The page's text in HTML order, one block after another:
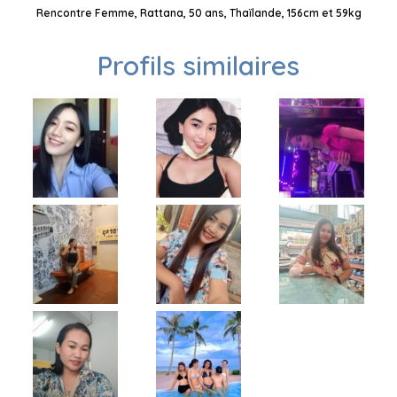
Rencontre Femme, Rattana, 50 ans, Thaïlande, 156cm et 59kg
Profils similaires